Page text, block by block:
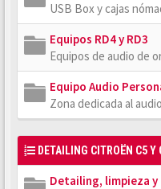
USB Box y cajas
Equipos RD4 y RD3
Equipos de audio de
Equipo Audio
Zona dedicada al
DETAILING CITROËN C5 Y
Detailing, limpieza